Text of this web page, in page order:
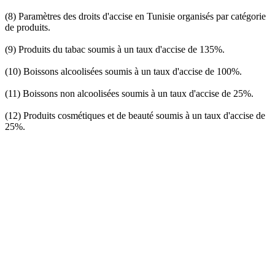
(8) Paramètres des droits d'accise en Tunisie organisés par catégorie
de produits.
(9) Produits du tabac soumis à un taux d'accise de 135%.
(10) Boissons alcoolisées soumis à un taux d'accise de 100%.
(11) Boissons non alcoolisées soumis à un taux d'accise de 25%.
(12) Produits cosmétiques et de beauté soumis à un taux d'accise de
25%.